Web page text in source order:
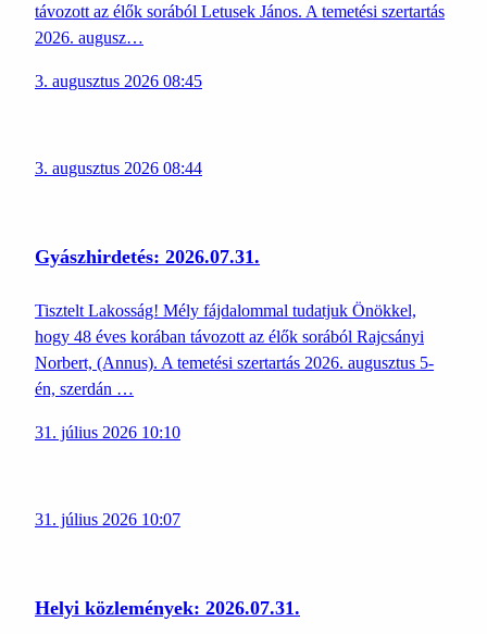
távozott az élők sorából Letusek János. A temetési szertartás
2026. augusz…
3. augusztus 2026 08:45
3. augusztus 2026 08:44
Gyászhirdetés: 2026.07.31.
Tisztelt Lakosság! Mély fájdalommal tudatjuk Önökkel,
hogy 48 éves korában távozott az élők sorából Rajcsányi
Norbert, (Annus). A temetési szertartás 2026. augusztus 5-
én, szerdán …
31. július 2026 10:10
31. július 2026 10:07
Helyi közlemények: 2026.07.31.